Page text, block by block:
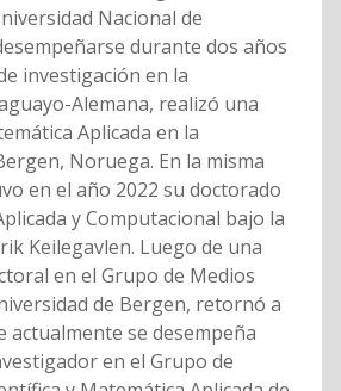
Nacional de
durante dos años
investigación en la
Alemana, realizó una
Aplicada en la
Noruega. En la misma
en el año 2022 su doctorado
y Computacional bajo la
Keilegavlen. Luego de una
en el Grupo de Medios
de Bergen, retornó a
actualmente se desempeña
en el Grupo de